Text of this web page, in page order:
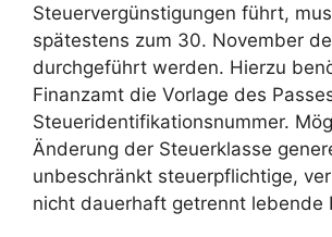
Steuervergünstigungen führt,
spätestens zum 30. November
durchgeführt werden. Hierzu
Finanzamt die Vorlage des
Steueridentifikationsnummer.
Änderung der Steuerklasse
unbeschränkt steuerpflichtige,
nicht dauerhaft getrennt lebende